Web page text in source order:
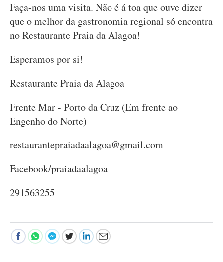
Faça-nos uma visita. Não é á toa que ouve dizer
que o melhor da gastronomia regional só encontra
no Restaurante Praia da Alagoa!
Esperamos por si!
Restaurante Praia da Alagoa
Frente Mar - Porto da Cruz (Em frente ao
Engenho do Norte)
restaurantepraiadaalagoa@gmail.com
Facebook/praiadaalagoa
291563255